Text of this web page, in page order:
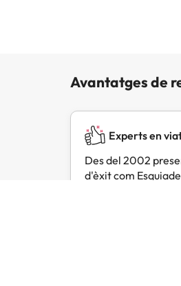
Avantatges de
Experts en
Des del 2002
d'èxit com